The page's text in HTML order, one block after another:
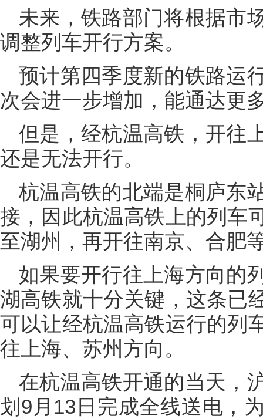
未来，铁路部门将根据市
调整列车开行方案。
预计第四季度新的铁路运
次会进一步增加，能通达更
但是，经杭温高铁，开往
还是无法开行。
杭温高铁的北端是桐庐东
接，因此杭温高铁上的列车
至湖州，再开往南京、合肥
如果要开行往上海方向的
湖高铁就十分关键，这条已
可以让经杭温高铁运行的列
往上海、苏州方向。
在杭温高铁开通的当天，
划9月13日完成全线送电，